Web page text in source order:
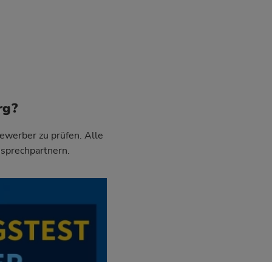
zu prüfen. Alle